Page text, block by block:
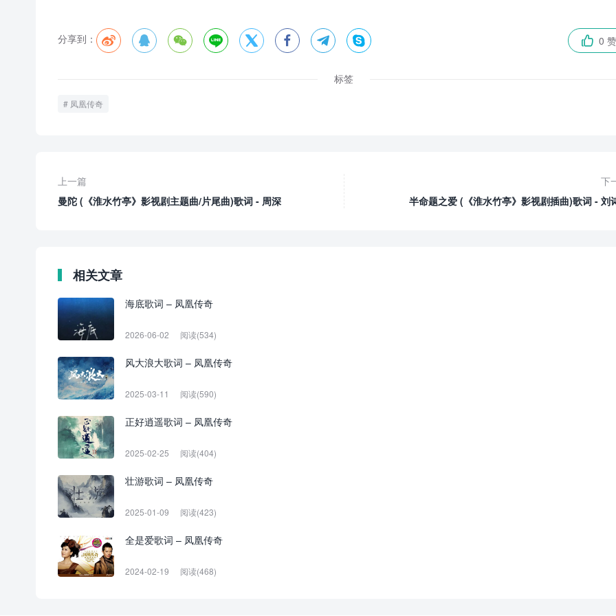
分享到：          0 赞
标签
凤凰传奇
上一篇
曼陀 (《淮水竹亭》影视剧主题曲/片尾曲)歌词 - 周深
下
半命题之爱 (《淮水竹亭》影视剧插曲)歌词 - 刘
相关文章
海底歌词 – 凤凰传奇
2026-06-02 阅读(534)
风大浪大歌词 – 凤凰传奇
2025-03-11 阅读(590)
正好逍遥歌词 – 凤凰传奇
2025-02-25 阅读(404)
壮游歌词 – 凤凰传奇
2025-01-09 阅读(423)
全是爱歌词 – 凤凰传奇
2024-02-19 阅读(468)